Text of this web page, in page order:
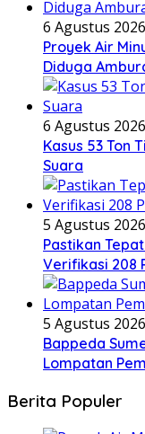
6 Agustus 2026
Proyek Air
Diduga
6 Agustus 2026
Kasus 53 Ton
Suara
5 Agustus 2026
Pastikan
Verifikasi 208
5 Agustus 2026
Bappeda
Lompatan
Berita Populer